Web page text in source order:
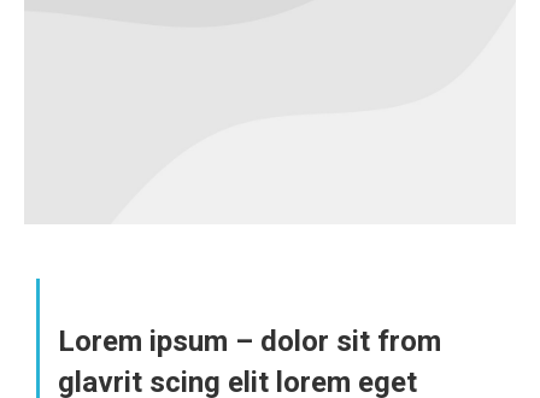
Lorem ipsum – dolor sit from
glavrit scing elit lorem eget